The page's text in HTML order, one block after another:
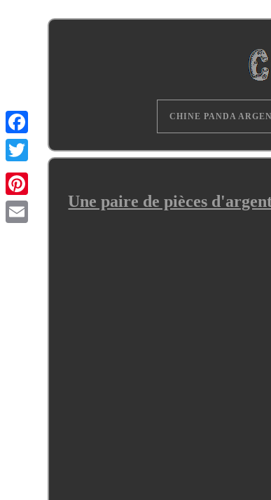
CHINE PANDA
Une paire de pièces